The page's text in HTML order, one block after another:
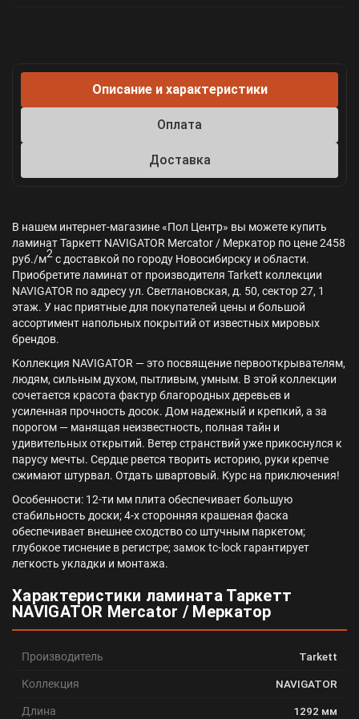
Описание и характеристики
Оплата
Доставка
В нашем интернет-магазине «Пол Центр» вы можете купить
ламинат Таркетт NAVIGATOR Mercator / Меркатор по цене 2458
руб./м2с доставкой по городу Новосибирску и области.
Приобретите ламинат от производителя Tarkett коллекции
NAVIGATOR по адресу ул. Светлановская, д. 50, сектор 27, 1
этаж. У нас приятные для покупателей цены и большой
ассортимент напольных покрытий от известных мировых
брендов.
Коллекция NAVIGATOR — это посвящение первооткрывателям,
людям, сильным духом, пытливым, умным. В этой коллекции
сочетается красота фактур благородных деревьев и
усиленная прочность досок. Дом надежный и крепкий, а за
порогом — манящая неизвестность, полная тайн и
удивительных открытий. Ветер странствий уже прикоснулся к
парусу мечты. Сердце рвется творить историю, руки крепче
сжимают штурвал. Отдать швартовый. Курс на приключения!
Особенности: 12-ти мм плита обеспечивает большую
стабильность доски; 4-х сторонняя крашеная фаска
обеспечивает внешнее сходство со штучным паркетом;
глубокое тиснение в регистре; замок tc-lock гарантирует
легкость укладки и монтажа.
Характеристики ламината Таркетт
NAVIGATOR Mercator / Меркатор
Производитель Tarkett
Коллекция NAVIGATOR
Длина 1292 мм